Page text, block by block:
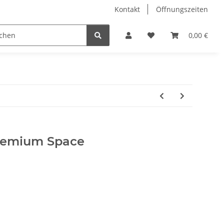
Kontakt Öffnungszeiten
0,00 €
Hobby Horse Dienstleistungen Geschenkartikel &
Space